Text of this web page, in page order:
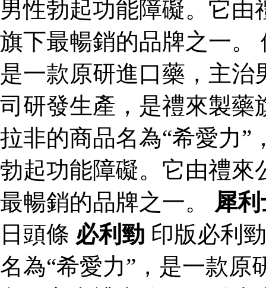
男性勃起功能障礙。它
旗下最暢銷的品牌之一。
是一款原研進口藥，主
司研發生產，是禮來製藥
拉非的商品名為“希愛力”
勃起功能障礙。它由禮來
最暢銷的品牌之一。 犀
日頭條 必利勁 印版必利
名為“希愛力”，是一款